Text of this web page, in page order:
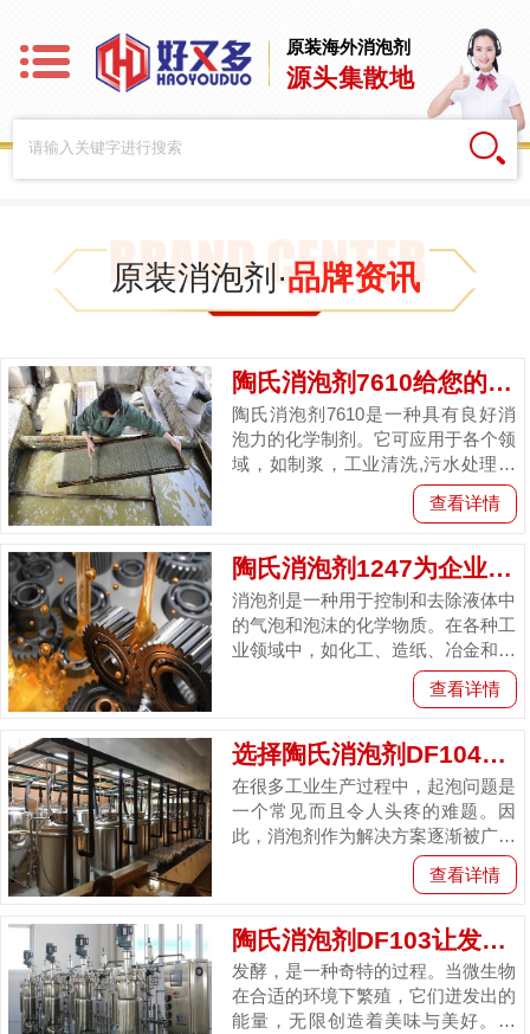
原装海外消泡剂
源头集散地
原装消泡剂·品牌资讯
陶氏消泡剂7610给您的产品增值赋能
陶氏消泡剂7610是一种具有良好消
泡力的化学制剂。它可应用于各个领
域，如制浆，工业清洗,污水处理，
洗涤与织物染色等。这篇文章将介绍
这款消泡剂的特点和应用领域，以...
查看详情
陶氏消泡剂1247为企业创造更高的价值
消泡剂是一种用于控制和去除液体中
的气泡和泡沫的化学物质。在各种工
业领域中，如化工、造纸、冶金和食
品加工等，消泡剂都被更广的应用。
陶氏消泡剂1247是一种低用量下...
查看详情
选择陶氏消泡剂DF104稳赚不亏
在很多工业生产过程中，起泡问题是
一个常见而且令人头疼的难题。因
此，消泡剂作为解决方案逐渐被广泛
使用。陶氏消泡剂DF104是一种高温
发酵消泡剂，旨在快速解决起泡问...
查看详情
陶氏消泡剂DF103让发酵过程更顺畅
发酵，是一种奇特的过程。当微生物
在合适的环境下繁殖，它们迸发出的
能量，无限创造着美味与美好。但